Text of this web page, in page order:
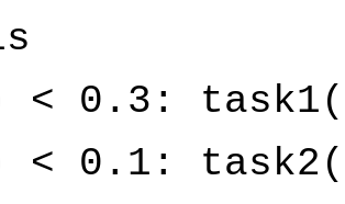
0.3:
0.1: